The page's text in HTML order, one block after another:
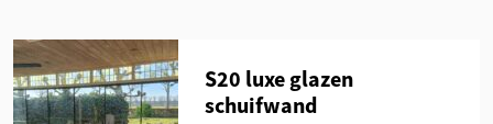
S20 luxe glazen
schuifwand